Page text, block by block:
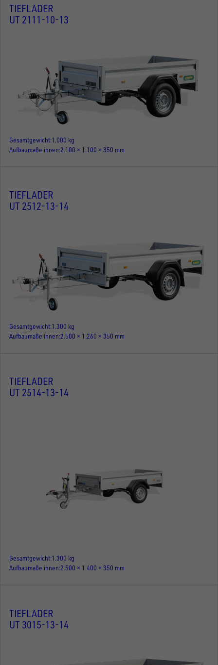
TIEFLADER
UT 2111-10-13
Gesamtgewicht 1.000 kg
Aufbaumaße innen 2.100 × 1.100 × 350 mm
TIEFLADER
UT 2512-13-14
Gesamtgewicht 1.300 kg
Aufbaumaße innen 2.500 × 1.260 × 350 mm
TIEFLADER
UT 2514-13-14
Gesamtgewicht 1.300 kg
Aufbaumaße innen 2.500 × 1.400 × 350 mm
TIEFLADER
UT 3015-13-14